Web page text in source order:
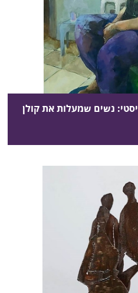
נשים שמעלות את קולן